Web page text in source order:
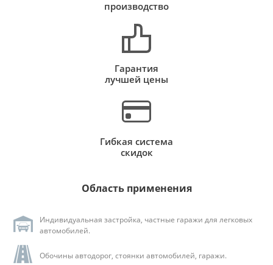
производство
Гарантия
лучшей цены
Гибкая система
скидок
Область применения
Индивидуальная застройка, частные гаражи для легковых
автомобилей.
Обочины автодорог, стоянки автомобилей, гаражи.